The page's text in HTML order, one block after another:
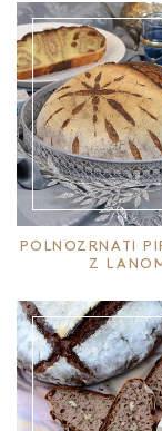
POLNOZRNATI
Z